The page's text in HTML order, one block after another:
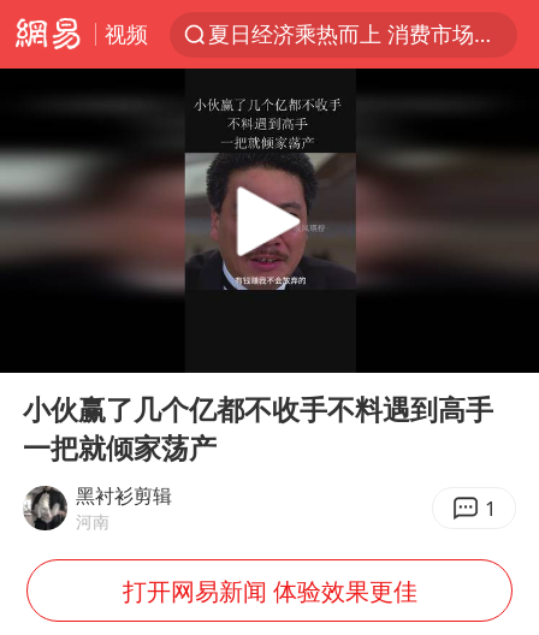
视频
夏日经济乘热而上 消费市场向新而行
《披荆斩棘2026》阵容官宣
以拒绝“和平委员会”的加沙和平计划
白海豚北上或致京津冀暴雨
上门女婿出轨女邻居多年被判重婚罪
国足U17与阿森纳决赛取消 并列冠军
Play
小伙赢了几个亿都不收手不料遇到高手
一把就倾家荡产
黑衬衫剪辑
河南 1
打开网易新闻 体验效果更佳